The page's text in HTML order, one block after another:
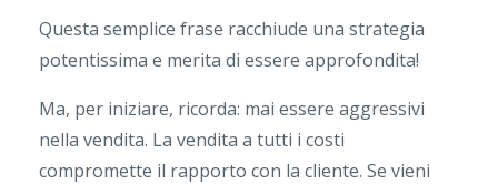
Questa semplice frase racchiude una strategia
potentissima e merita di essere approfondita!
Ma, per iniziare, ricorda: mai essere aggressivi
nella vendita. La vendita a tutti i costi
compromette il rapporto con la cliente. Se vieni